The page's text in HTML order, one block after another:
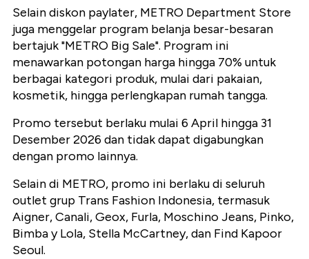
Selain diskon paylater, METRO Department Store
juga menggelar program belanja besar-besaran
bertajuk "METRO Big Sale". Program ini
menawarkan potongan harga hingga 70% untuk
berbagai kategori produk, mulai dari pakaian,
kosmetik, hingga perlengkapan rumah tangga.
Promo tersebut berlaku mulai 6 April hingga 31
Desember 2026 dan tidak dapat digabungkan
dengan promo lainnya.
Selain di METRO, promo ini berlaku di seluruh
outlet grup Trans Fashion Indonesia, termasuk
Aigner, Canali, Geox, Furla, Moschino Jeans, Pinko,
Bimba y Lola, Stella McCartney, dan Find Kapoor
Seoul.